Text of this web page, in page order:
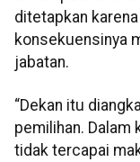
ditetapkan
konsekuensinya
jabatan.
“Dekan itu
pemilihan. Dalam
tidak tercapai